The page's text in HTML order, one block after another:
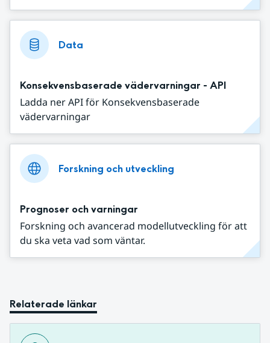
Data
Konsekvensbaserade vädervarningar - API
Ladda ner API för Konsekvensbaserade
vädervarningar
Forskning och utveckling
Prognoser och varningar
Forskning och avancerad modellutveckling för att
du ska veta vad som väntar.
Relaterade länkar